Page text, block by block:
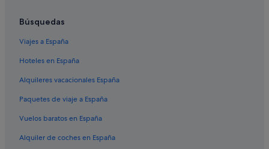
Hoteles cerca de Playa Torviscas
Apartoteles en San Eugenio
Hoteles cerca de Playa de Fañabé
Búsquedas
Viajes a España
Hoteles en España
Alquileres vacacionales España
Paquetes de viaje a España
Vuelos baratos en España
Alquiler de coches en España